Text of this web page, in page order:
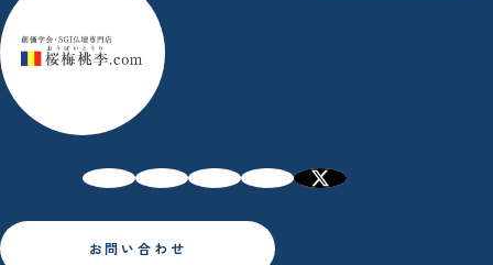
お問い合わせ